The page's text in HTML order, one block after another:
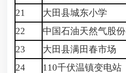
21
大田县城东小学
22
中国石油天然气股
23
大田县满田春市场
24
110千伏温镇变电站